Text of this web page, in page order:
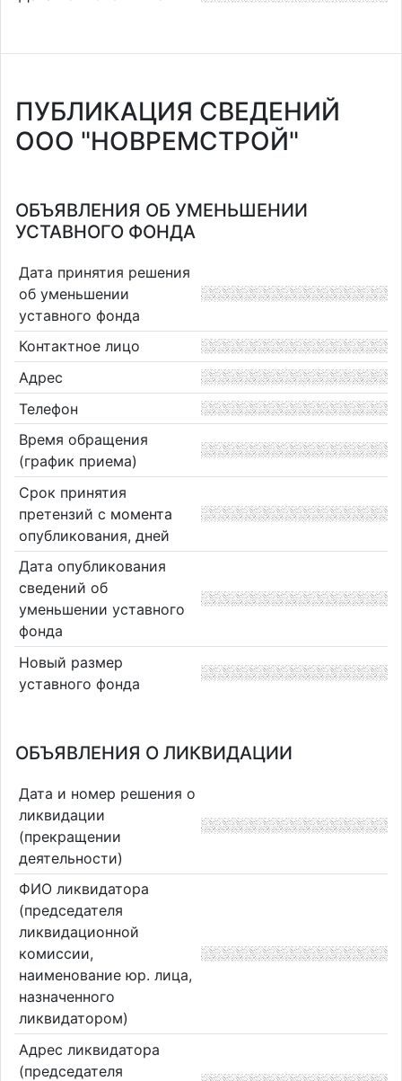
ПУБЛИКАЦИЯ СВЕДЕНИЙ
ООО "НОВРЕМСТРОЙ"
ОБЪЯВЛЕНИЯ ОБ УМЕНЬШЕНИИ
УСТАВНОГО ФОНДА
Дата принятия решения
об уменьшении
уставного фонда
Контактное лицо
Адрес
Телефон
Время обращения
(график приема)
Срок принятия
претензий с момента
опубликования, дней
Дата опубликования
сведений об
уменьшении уставного
фонда
Новый размер
уставного фонда
ОБЪЯВЛЕНИЯ О ЛИКВИДАЦИИ
Дата и номер решения о
ликвидации
(прекращении
деятельности)
ФИО ликвидатора
(председателя
ликвидационной
комиссии,
наименование юр. лица,
назначенного
ликвидатором)
Адрес ликвидатора
(председателя